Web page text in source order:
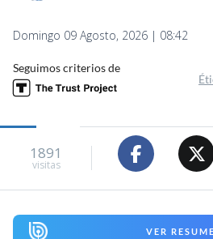
Domingo 09 Agosto, 2026 | 08:42
Seguimos criterios de
1891
visitas
VER